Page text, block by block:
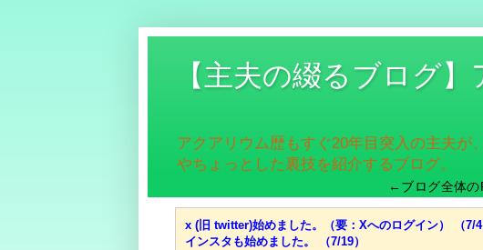
【主夫の綴るブログ
アクアリウム歴もすぐ20年目突入の主夫
やちょっとした裏技を紹介するブログ。
←ブログ全体の
x (旧 twitter)始めました。（要：Xへのログイン） （7/4
インスタも始めました。 （7/19）